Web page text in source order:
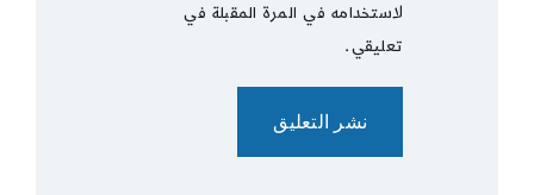
لاستخدامه في المرة المقبلة في
تعليقي.